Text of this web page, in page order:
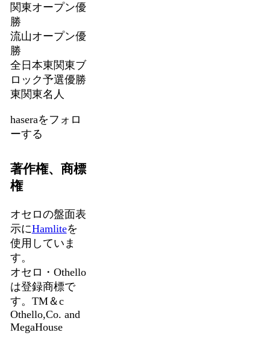
関東オープン優
勝
流山オープン優
勝
全日本東関東ブ
ロック予選優勝
東関東名人
haseraをフォロ
ーする
著作権、商標
権
オセロの盤面表
示にHamliteを
使用していま
す。
オセロ・Othello
は登録商標で
す。TM＆c
Othello,Co. and
MegaHouse